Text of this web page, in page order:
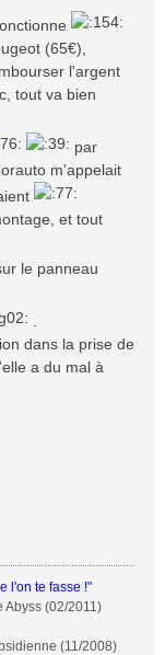
(65€),
l'argent
tout va bien
par
m'appelait
et tout
le panneau
dans la prise de
a du mal à
l'on te fasse !"
Abyss (02/2011)
(11/2008)